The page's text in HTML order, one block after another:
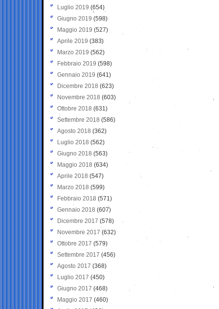
Luglio 2019 (654)
Giugno 2019 (598)
Maggio 2019 (527)
Aprile 2019 (383)
Marzo 2019 (562)
Febbraio 2019 (598)
Gennaio 2019 (641)
Dicembre 2018 (623)
Novembre 2018 (603)
Ottobre 2018 (631)
Settembre 2018 (586)
Agosto 2018 (362)
Luglio 2018 (562)
Giugno 2018 (563)
Maggio 2018 (634)
Aprile 2018 (547)
Marzo 2018 (599)
Febbraio 2018 (571)
Gennaio 2018 (607)
Dicembre 2017 (578)
Novembre 2017 (632)
Ottobre 2017 (579)
Settembre 2017 (456)
Agosto 2017 (368)
Luglio 2017 (450)
Giugno 2017 (468)
Maggio 2017 (460)